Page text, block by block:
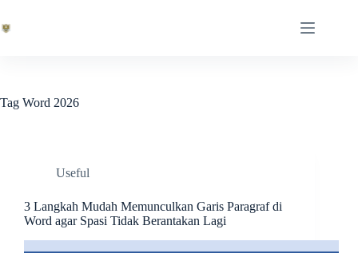
content
Tag Word 2026
Useful
3 Langkah Mudah Memunculkan Garis Paragraf di
Word agar Spasi Tidak Berantakan Lagi